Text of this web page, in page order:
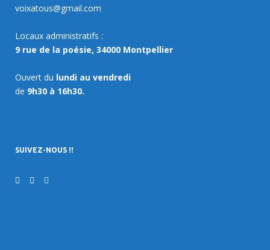
voixatous@gmail.com
Locaux administratifs :
9 rue de la poésie, 34000 Montpellier
Ouvert du lundi au vendredi
de 9h30 à 16h30.
SUIVEZ-NOUS !!